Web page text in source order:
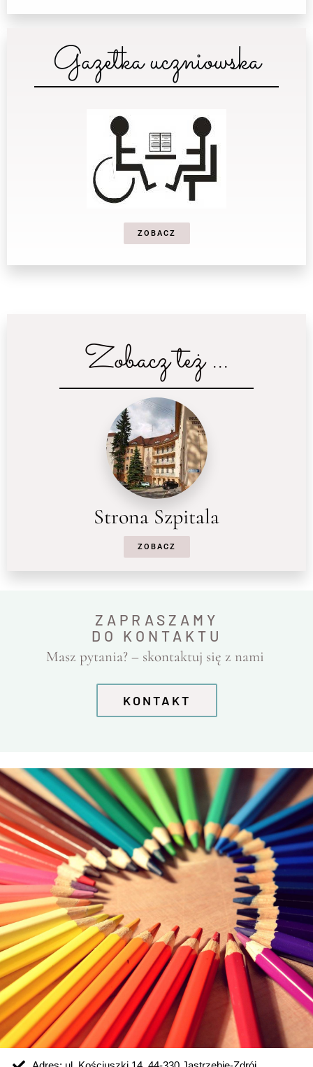
Gazetka uczniowska
ZOBACZ
Zobacz też ...
Strona Szpitala
ZOBACZ
ZAPRASZAMY
DO KONTAKTU
Masz pytania? – skontaktuj się z nami
KONTAKT